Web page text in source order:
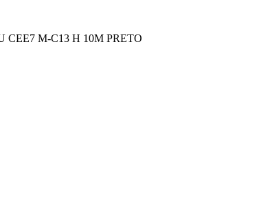
M-C13 H 10M PRETO